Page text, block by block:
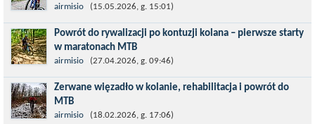
Maj to idealny czas, by z płaskich i szybkich wyścigów przejść do
znacznie bardziej ambitnych wyzwań, jakimi są górskie wyścigi
MTB....
airmisio (15.05.2026, g. 15:01)
Powrót do rywalizacji po kontuzji kolana – pierwsze starty
w maratonach MTB
Prawdziwym testem po kontuzji kolana i uszkodzeniu więzadeł
jest powrót do sportowej rywalizacji. Podczas zawodów znikają
bariery,...
airmisio (27.04.2026, g. 09:46)
Zerwane więzadło w kolanie, rehabilitacja i powrót do
MTB
W sporcie nie ma kalkulacji, niezależnie od stopnia
airmisio (18.02.2026, g. 17:06)